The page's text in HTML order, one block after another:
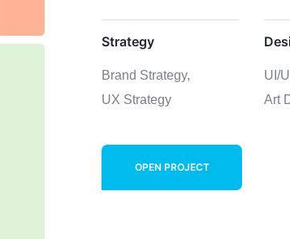
Strategy
Brand Strategy,
UX Strategy
UI/
Art
OPEN PROJECT